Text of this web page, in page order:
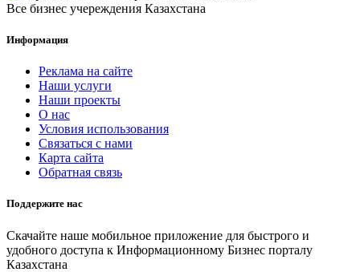
Все бизнес учереждения Казахстана
Информация
Реклама на сайте
Наши услуги
Наши проекты
О нас
Условия использования
Связаться с нами
Карта сайта
Обратная связь
Поддержите нас
Скачайте наше мобильное приложение для быстрого и
удобного доступа к Информационному Бизнес порталу
Казахстана